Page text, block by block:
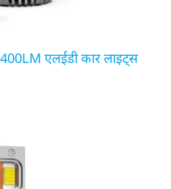
एलईडी कार लाइट्स